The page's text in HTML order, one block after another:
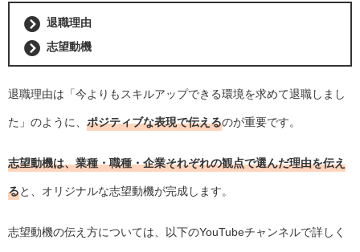
退職理由
志望動機
退職理由は「今よりもスキルアップできる環境を求めて退職しまし
た」のように、 ポジティブな表現で伝えるのが重要です。
志望動機は、業種・職種・企業それぞれの観点で選んだ理由を伝え
ると、オリジナルな志望動機が完成します。
志望動機の伝え方については、以下のYouTubeチャンネルで詳しく